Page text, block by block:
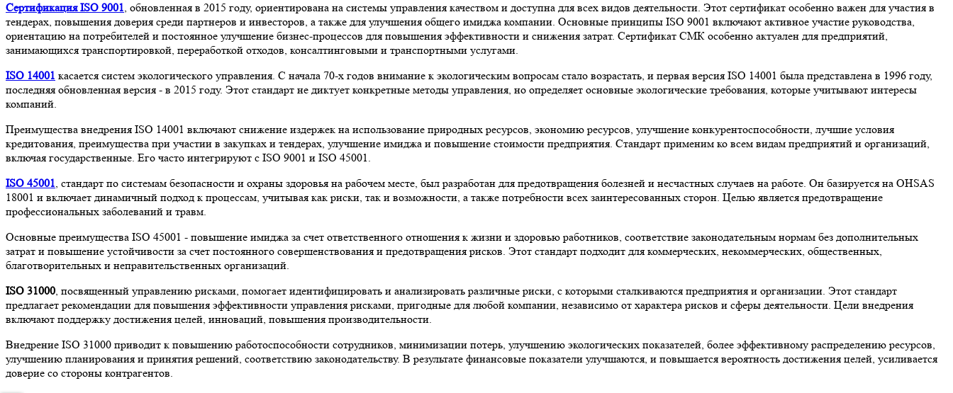
Сертификация ISO 9001, обновленная в 2015 году, ориентирована на системы управления качеством и доступна для всех видов деятельности. Этот сертификат особенно важен для участия в
тендерах, повышения доверия среди партнеров и инвесторов, а также для улучшения общего имиджа компании. Основные принципы ISO 9001 включают активное участие руководства,
ориентацию на потребителей и постоянное улучшение бизнес-процессов для повышения эффективности и снижения затрат. Сертификат СМК особенно актуален для предприятий,
занимающихся транспортировкой, переработкой отходов, консалтинговыми и транспортными услугами.
ISO 14001 касается систем экологического управления. С начала 70-х годов внимание к экологическим вопросам стало возрастать, и первая версия ISO 14001 была представлена в 1996 году,
последняя обновленная версия - в 2015 году. Этот стандарт не диктует конкретные методы управления, но определяет основные экологические требования, которые учитывают интересы
компаний.
Преимущества внедрения ISO 14001 включают снижение издержек на использование природных ресурсов, экономию ресурсов, улучшение конкурентоспособности, лучшие условия
кредитования, преимущества при участии в закупках и тендерах, улучшение имиджа и повышение стоимости предприятия. Стандарт применим ко всем видам предприятий и организаций,
включая государственные. Его часто интегрируют с ISO 9001 и ISO 45001.
ISO 45001, стандарт по системам безопасности и охраны здоровья на рабочем месте, был разработан для предотвращения болезней и несчастных случаев на работе. Он базируется на OHSAS
18001 и включает динамичный подход к процессам, учитывая как риски, так и возможности, а также потребности всех заинтересованных сторон. Целью является предотвращение
профессиональных заболеваний и травм.
Основные преимущества ISO 45001 - повышение имиджа за счет ответственного отношения к жизни и здоровью работников, соответствие законодательным нормам без дополнительных
затрат и повышение устойчивости за счет постоянного совершенствования и предотвращения рисков. Этот стандарт подходит для коммерческих, некоммерческих, общественных,
благотворительных и неправительственных организаций.
ISO 31000, посвященный управлению рисками, помогает идентифицировать и анализировать различные риски, с которыми сталкиваются предприятия и организации. Этот стандарт
предлагает рекомендации для повышения эффективности управления рисками, пригодные для любой компании, независимо от характера рисков и сферы деятельности. Цели внедрения
включают поддержку достижения целей, инноваций, повышения производительности.
Внедрение ISO 31000 приводит к повышению работоспособности сотрудников, минимизации потерь, улучшению экологических показателей, более эффективному распределению ресурсов,
улучшению планирования и принятия решений, соответствию законодательству. В результате финансовые показатели улучшаются, и повышается вероятность достижения целей, усиливается
доверие со стороны контрагентов.